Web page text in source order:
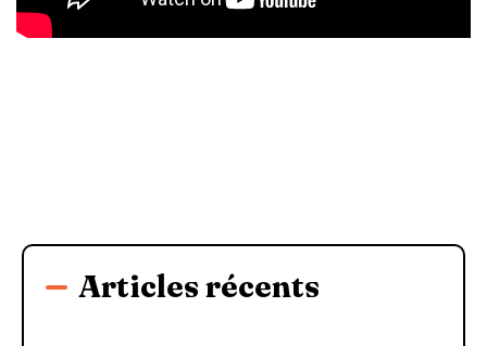
Articles récents